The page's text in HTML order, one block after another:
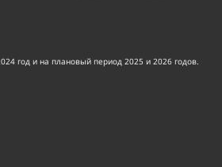
год и на плановый период 2025 и 2026 годов.